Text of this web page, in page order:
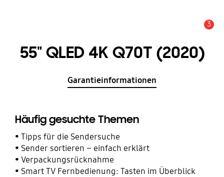
3
55" QLED 4K Q70T (2020)
Garantieinformationen
Häufig gesuchte Themen
Tipps für die Sendersuche
Sender sortieren – einfach erklärt
Verpackungsrücknahme
Smart TV Fernbedienung: Tasten im Überblick